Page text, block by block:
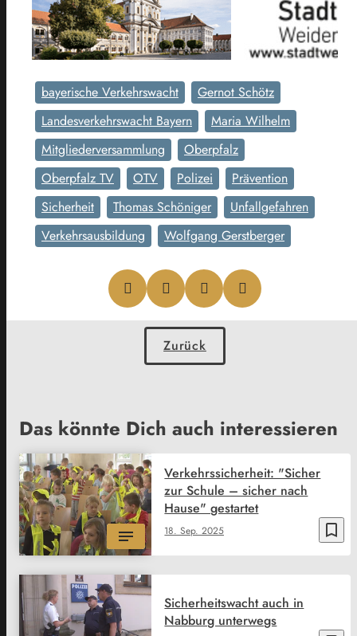
bayerische Verkehrswacht
Gernot Schötz
Landesverkehrswacht Bayern
Maria Wilhelm
Mitgliederversammlung
Oberpfalz
Oberpfalz TV
OTV Polizei
Prävention
Sicherheit
Thomas Schöniger
Unfallgefahren
Verkehrsausbildung
Wolfgang Gerstberger
Zurück
Das könnte Dich auch interessieren
bookmark_border
18. Sep. 2025
Verkehrssicherheit: "Sicher
zur Schule – sicher nach
Hause" gestartet
Sicherheitswacht auch in
Nabburg unterwegs